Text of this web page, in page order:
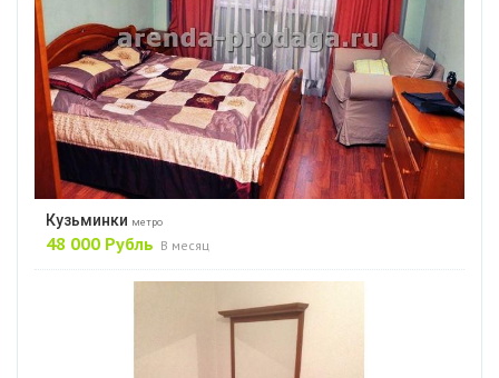
Кузьминки метро
48 000 Рубль В месяц